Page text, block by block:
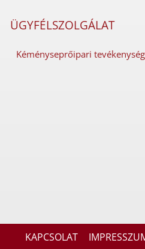
ÜGYFÉLSZOLGÁLAT
Kéményseprőipari
KAPCSOLAT